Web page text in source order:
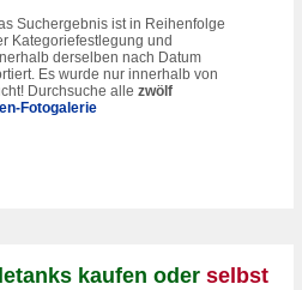
Suchergebnis ist in Reihenfolge
Kategoriefestlegung und
derselben nach Datum
Es wurde nur innerhalb von
Durchsuche alle zwölf
Fotogalerie
kaufen oder selbst